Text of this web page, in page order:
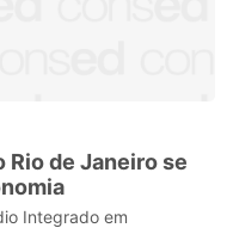
de Janeiro se
Integrado em